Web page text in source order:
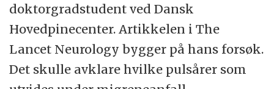
doktorgradstudent ved Dansk
Hovedpinecenter. Artikkelen i The
Lancet Neurology bygger på hans forsøk.
Det skulle avklare hvilke pulsårer som